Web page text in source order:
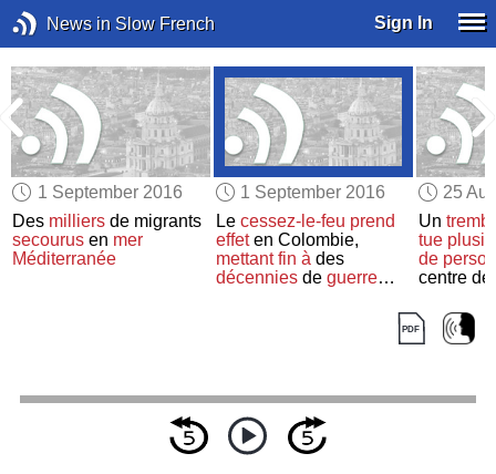
News in Slow French Sign In
1 September 2016
Des milliers de migrants
secourus en mer
Méditerranée
1 September 2016
Le cessez-le-feu prend
effeten Colombie,
mettant fin àdes
décenniesde guerre
25
Un
tue
de
centre de